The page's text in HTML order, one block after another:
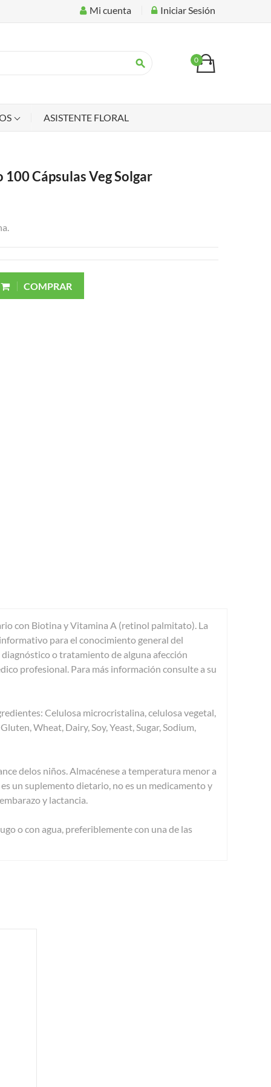
Mi cuenta Iniciar Sesión
0
search
ASISTENTE FLORAL
Cápsulas Veg Solgar
COMPRAR
con Biotina y Vitamina A (retinol palmitato). La
para el conocimiento general del
o tratamiento de alguna afección
profesional. Para más información consulte a su
Celulosa microcristalina, celulosa vegetal,
Wheat, Dairy, Soy, Yeast, Sugar, Sodium,
delos niños. Almacénese a temperatura menor a
un suplemento dietario, no es un medicamento y
y lactancia.
o con agua, preferiblemente con una de las